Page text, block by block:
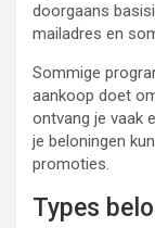
doorgaans
mailadres en
Sommige
aankoop doet
ontvang je vaak
je beloningen
promoties.
Types